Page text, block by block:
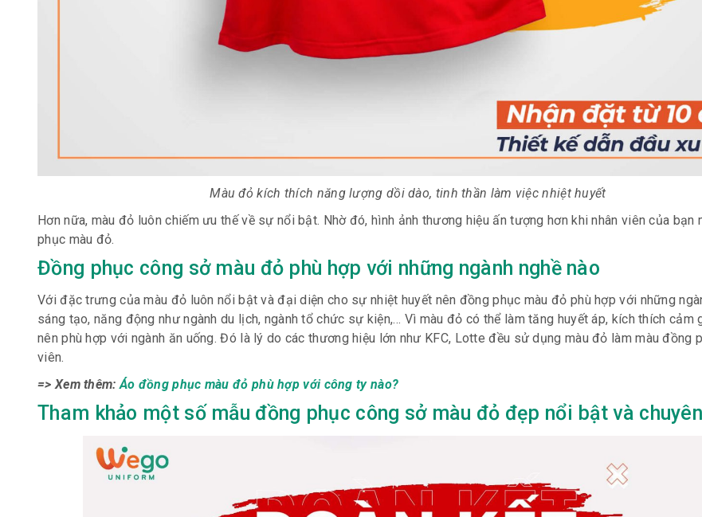
Màu đỏ kích thích năng lượng dồi dào, tinh thần làm việc nhiệt huyết
Hơn nữa, màu đỏ luôn chiếm ưu thế về sự nổi bật. Nhờ đó, hình ảnh thương hiệu ấn tượng hơn khi nhân viên của bạn
phục màu đỏ.
Đồng phục công sở màu đỏ phù hợp với những ngành nghề nào
Với đặc trưng của màu đỏ luôn nổi bật và đại diện cho sự nhiệt huyết nên đồng phục màu đỏ phù hợp với những
sáng tạo, năng động như ngành du lịch, ngành tổ chức sự kiện,… Vì màu đỏ có thể làm tăng huyết áp, kích thích cảm
nên phù hợp với ngành ăn uống. Đó là lý do các thương hiệu lớn như KFC, Lotte đều sử dụng màu đỏ làm màu đồng
viên.
=> Xem thêm: Áo đồng phục màu đỏ phù hợp với công ty nào?
Tham khảo một số mẫu đồng phục công sở màu đỏ đẹp nổi bật và